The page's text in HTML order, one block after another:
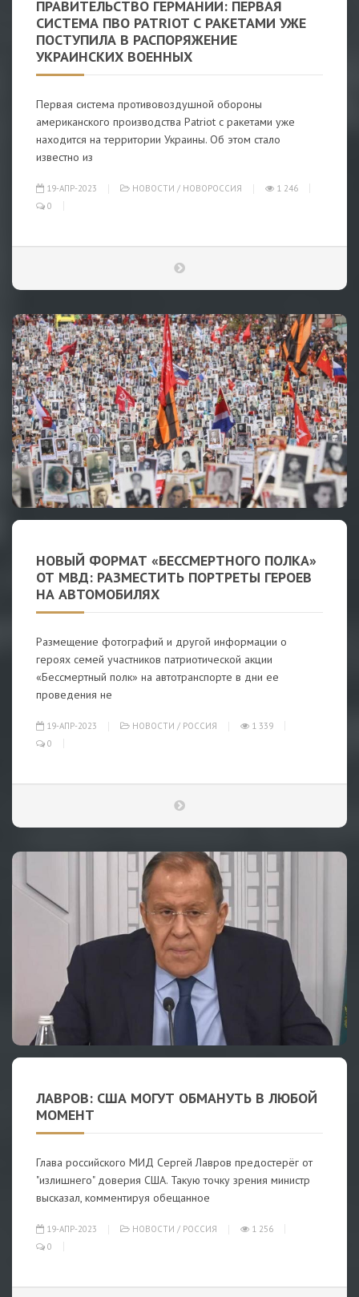
ПРАВИТЕЛЬСТВО ГЕРМАНИИ: ПЕРВАЯ
СИСТЕМА ПВО PATRIOT С РАКЕТАМИ УЖЕ
ПОСТУПИЛА В РАСПОРЯЖЕНИЕ
УКРАИНСКИХ ВОЕННЫХ
Первая система противовоздушной обороны
американского производства Patriot с ракетами уже
находится на территории Украины. Об этом стало
известно из
19-АПР-2023 НОВОСТИ / НОВОРОССИЯ
1 246
0
НОВЫЙ ФОРМАТ «БЕССМЕРТНОГО ПОЛКА»
ОТ МВД: РАЗМЕСТИТЬ ПОРТРЕТЫ ГЕРОЕВ
НА АВТОМОБИЛЯХ
Размещение фотографий и другой информации о
героях семей участников патриотической акции
«Бессмертный полк» на автотранспорте в дни ее
проведения не
19-АПР-2023 НОВОСТИ / РОССИЯ
1 339
0
ЛАВРОВ: США МОГУТ ОБМАНУТЬ В ЛЮБОЙ
МОМЕНТ
Глава российского МИД Сергей Лавров предостерёг от
"излишнего" доверия США. Такую точку зрения министр
высказал, комментируя обещанное
19-АПР-2023 НОВОСТИ / РОССИЯ
1 256
0